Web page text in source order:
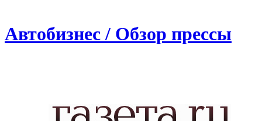
Автобизнес / Обзор прессы